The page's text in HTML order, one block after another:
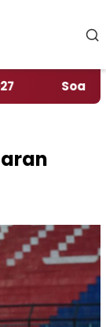
‎Soal Rencana